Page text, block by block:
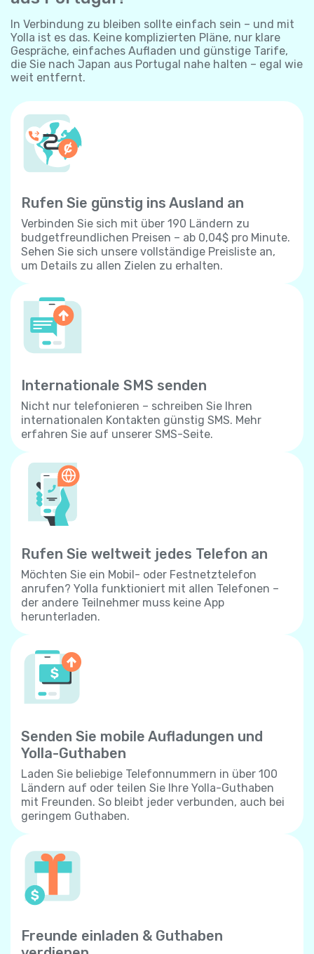
In Verbindung zu bleiben sollte einfach sein – und mit
Yolla ist es das. Keine komplizierten Pläne, nur klare
Gespräche, einfaches Aufladen und günstige Tarife,
die Sie nach Japan aus Portugal nahe halten – egal wie
weit entfernt.
Rufen Sie günstig ins Ausland an
Verbinden Sie sich mit über 190 Ländern zu
budgetfreundlichen Preisen – ab 0,04$ pro Minute.
Sehen Sie sich unsere vollständige Preisliste an,
um Details zu allen Zielen zu erhalten.
Internationale SMS senden
Nicht nur telefonieren – schreiben Sie Ihren
internationalen Kontakten günstig SMS. Mehr
erfahren Sie auf unserer SMS-Seite.
Rufen Sie weltweit jedes Telefon an
Möchten Sie ein Mobil- oder Festnetztelefon
anrufen? Yolla funktioniert mit allen Telefonen –
der andere Teilnehmer muss keine App
herunterladen.
Senden Sie mobile Aufladungen und
Yolla-Guthaben
Laden Sie beliebige Telefonnummern in über 100
Ländern auf oder teilen Sie Ihre Yolla-Guthaben
mit Freunden. So bleibt jeder verbunden, auch bei
geringem Guthaben.
Freunde einladen & Guthaben